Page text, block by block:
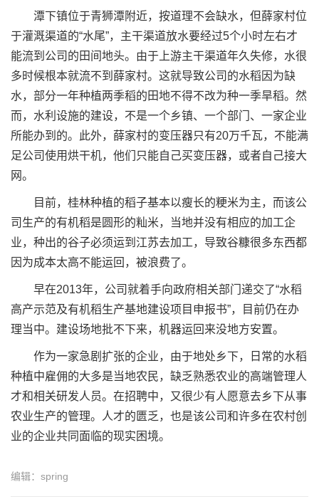
潭下镇位于青狮潭附近，按道理不会缺水，但薛家村位
于灌溉渠道的“水尾”，主干渠道放水要经过5个小时左右才
能流到公司的田间地头。由于上游主干渠道年久失修，水很
多时候根本就流不到薛家村。这就导致公司的水稻因为缺
水，部分一年种植两季稻的田地不得不改为种一季旱稻。然
而，水利设施的建设，不是一个乡镇、一个部门、一家企业
所能办到的。此外，薛家村的变压器只有20万千瓦，不能满
足公司使用烘干机，他们只能自己买变压器，或者自己接大
网。
目前，桂林种植的稻子基本以瘦长的粳米为主，而该公
司生产的有机稻是圆形的籼米，当地并没有相应的加工企
业，种出的谷子必须运到江苏去加工，导致谷糠很多东西都
因为成本太高不能运回，被浪费了。
早在2013年，公司就着手向政府相关部门递交了“水稻
高产示范及有机稻生产基地建设项目申报书”，目前仍在办
理当中。建设场地批不下来，机器运回来没地方安置。
作为一家急剧扩张的企业，由于地处乡下，日常的水稻
种植中雇佣的大多是当地农民，缺乏熟悉农业的高端管理人
才和相关研发人员。在招聘中，又很少有人愿意去乡下从事
农业生产的管理。人才的匮乏，也是该公司和许多在农村创
业的企业共同面临的现实困境。
编辑：spring